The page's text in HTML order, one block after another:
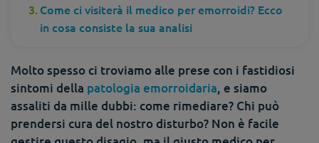
Come ci visiterà il medico per emorroidi? Ecco
in cosa consiste la sua analisi
Molto spesso ci troviamo alle prese con i fastidiosi
sintomi della patologia emorroidaria, e siamo
assaliti da mille dubbi: come rimediare? Chi può
prendersi cura del nostro disturbo? Non è facile